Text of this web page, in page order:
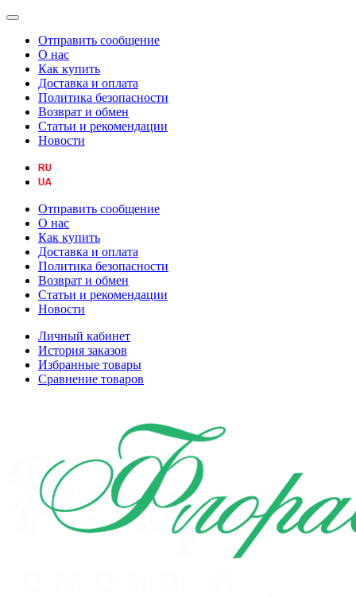
Отправить сообщение
О нас
Как купить
Доставка и оплата
Политика безопасности
Возврат и обмен
Статьи и рекомендации
Новости
Отправить сообщение
О нас
Как купить
Доставка и оплата
Политика безопасности
Возврат и обмен
Статьи и рекомендации
Новости
Личный кабинет
История заказов
Избранные товары
Сравнение товаров